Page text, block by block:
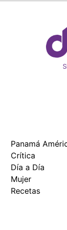
Panamá
Crítica
Día a Día
Mujer
Recetas